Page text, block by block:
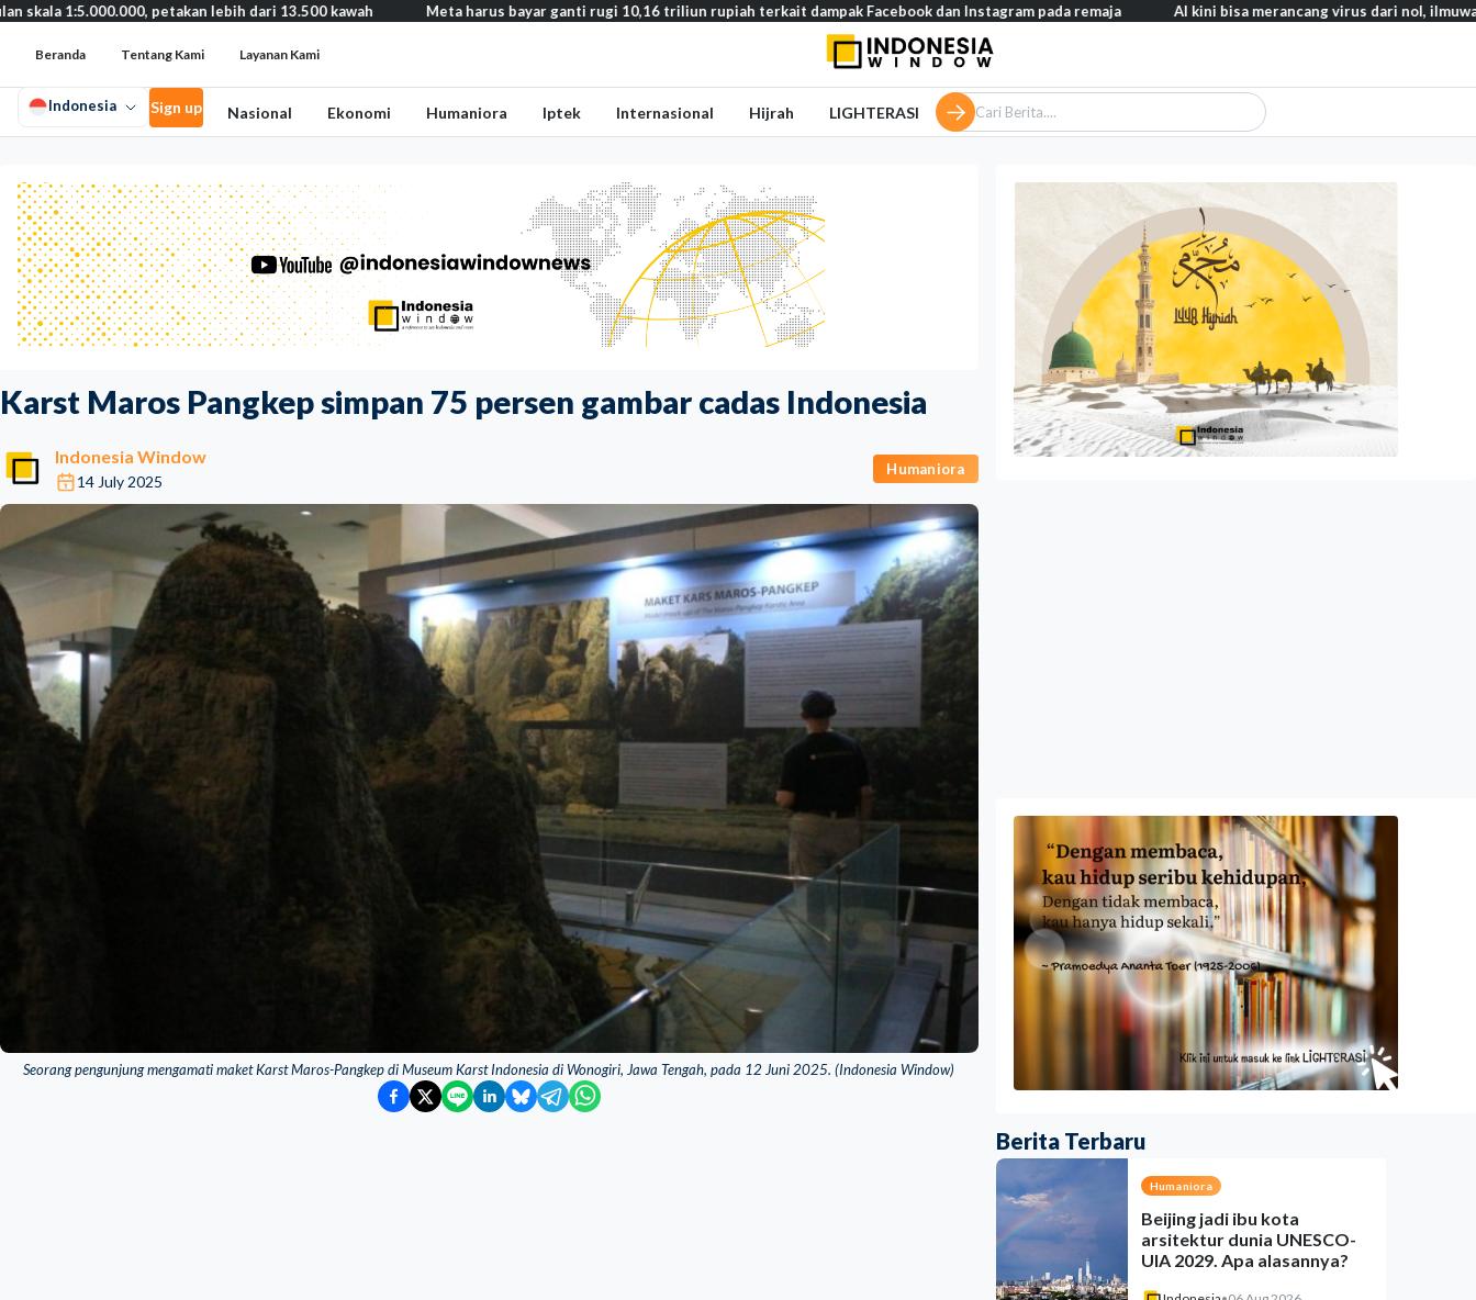
Karst Maros Pangkep simpan 75 persen gambar cadas Indonesia
Indonesia Window
14 July 2025
Humaniora
Seorang pengunjung mengamati maket Karst Maros-Pangkep di Museum Karst Indonesia di Wonogiri, Jawa Tengah, pada 12 Juni 2025. (Indonesia Window)
Berita Terbaru
Humaniora
Beijing jadi ibu kota
arsitektur dunia UNESCO-
UIA 2029. Apa alasannya?
petakan lebih dari 13.500 kawah Meta harus bayar ganti rugi 10,16 triliun rupiah terkait dampak Facebook dan Instagram pada remaja AI kini bisa merancang virus dari nol, ilmuwan berhasil
Beranda Tentang Kami Layanan Kami
Indonesia Sign up Nasional Ekonomi Humaniora Iptek Internasional Hijrah LIGHTERASI